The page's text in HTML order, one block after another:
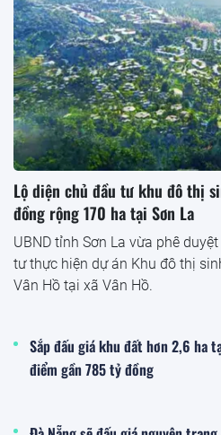
Lộ diện chủ đầu tư khu đô thị
đồng rộng 170 ha tại Sơn La
UBND tỉnh Sơn La vừa phê
tư thực hiện dự án Khu đô thị
Vân Hồ tại xã Vân Hồ.
Sắp đấu giá khu đất hơn 2,6 ha
điểm gần 785 tỷ đồng